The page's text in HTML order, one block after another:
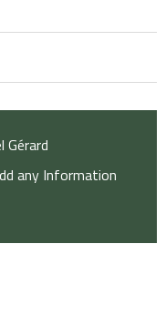
Gérard
any Information